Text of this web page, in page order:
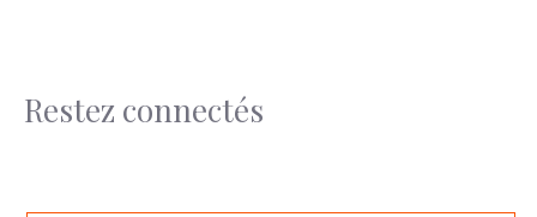
Restez connectés